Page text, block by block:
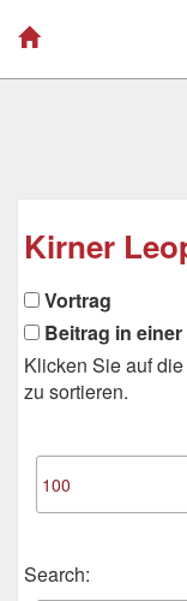
Kirner
Vortrag
Beitrag in
Klicken Sie auf
zu sortieren.
Search: